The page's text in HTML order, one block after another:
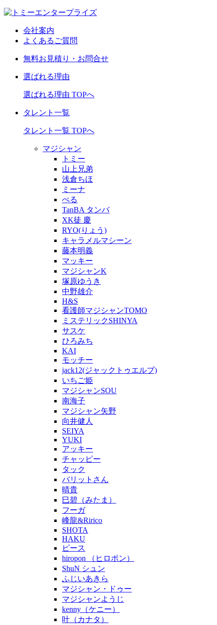
会社案内
よくあるご質問
無料お見積り・お問合せ
選ばれる理由
選ばれる理由 TOPへ
タレント一覧
タレント一覧 TOPへ
マジシャン
トミー
山上兄弟
浅倉ちほ
ミーナ
ぺる
TanBA タンバ
XK徒 慶
RYO(りょう)
キャラメルマシーン
藤本明義
マッキー
マジシャンK
塚原ゆうき
中野雄介
H&S
看護師マジシャンTOMO
ミステリックSHINYA
サスケ
ひろみち
KAI
モッチー
jack12(ジャックトゥエルブ)
いちご姫
マジシャンSOU
南海子
マジシャン矢野
向井健人
SEIYA
YUKI
アッキー
チャッピー
タック
バリットさん
晴貴
巳碧（みたま）
フーガ
峰龍&Ririco
SHOTA
HAKU
ピース
hiropon （ヒロポン）
ShuN シュン
ふじいあきら
マジシャン・ドゥー
マジシャンようじ
kenny（ケニー）
叶（カナタ）